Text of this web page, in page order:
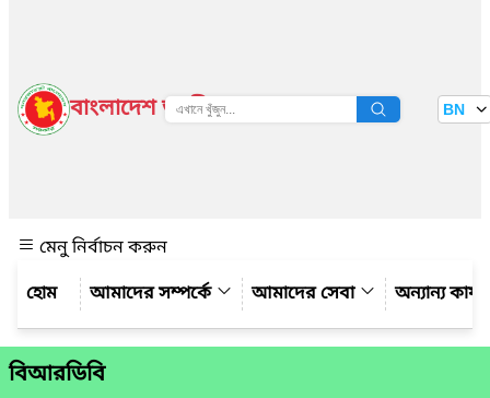
বাংলাদেশ জাতীয় তথ্য বাতায়ন BN
মেনু নির্বাচন করুন
আমাদের সম্পর্কে
আমাদের সেবা অন্যান্য
বিআরডিবি